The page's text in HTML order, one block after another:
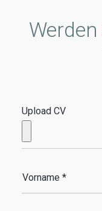
Upload CV
Vorname *